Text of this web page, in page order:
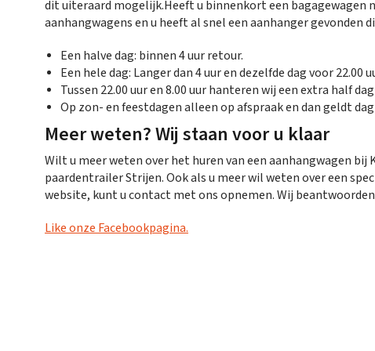
dit uiteraard mogelijk.Heeft u binnenkort een bagagewagen
aanhangwagens en u heeft al snel een aanhanger gevonden
Een halve dag: binnen 4 uur retour.
Een hele dag: Langer dan 4 uur en dezelfde dag voor 22.00
Tussen 22.00 uur en 8.00 uur hanteren wij een extra half
Op zon- en feestdagen alleen op afspraak en dan geldt
Meer weten? Wij staan voor u klaar
Wilt u meer weten over het huren van een aanhangwagen
paardentrailer Strijen. Ook als u meer wil weten over een
website, kunt u contact met ons opnemen. Wij
Like onze Facebookpagina.